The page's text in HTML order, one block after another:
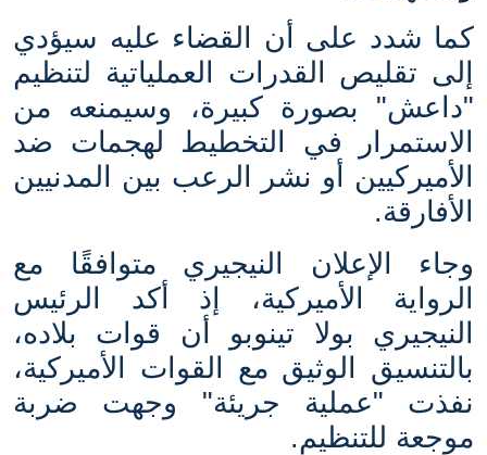
كما شدد على أن القضاء عليه سيؤدي
إلى تقليص القدرات العملياتية لتنظيم
"داعش" بصورة كبيرة، وسيمنعه من
الاستمرار في التخطيط لهجمات ضد
الأميركيين أو نشر الرعب بين المدنيين
الأفارقة.
وجاء الإعلان النيجيري متوافقًا مع
الرواية الأميركية، إذ أكد الرئيس
النيجيري بولا تينوبو أن قوات بلاده،
بالتنسيق الوثيق مع القوات الأميركية،
نفذت "عملية جريئة" وجهت ضربة
موجعة للتنظيم.